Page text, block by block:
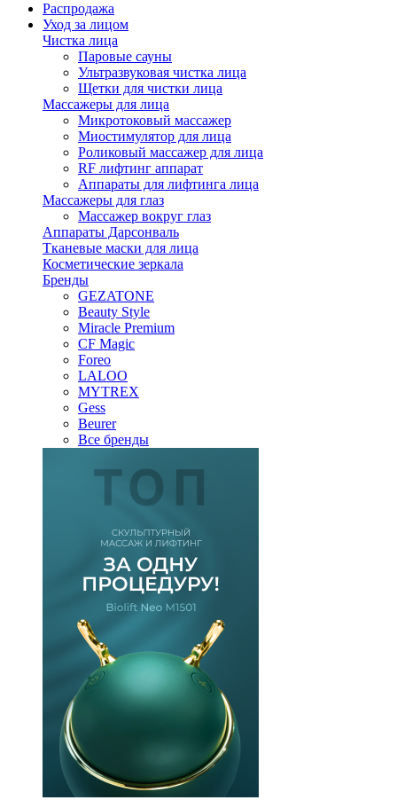
Распродажа
Уход за лицом
Чистка лица
Паровые сауны
Ультразвуковая чистка лица
Щетки для чистки лица
Массажеры для лица
Микротоковый массажер
Миостимулятор для лица
Роликовый массажер для лица
RF лифтинг аппарат
Аппараты для лифтинга лица
Массажеры для глаз
Массажер вокруг глаз
Аппараты Дарсонваль
Тканевые маски для лица
Косметические зеркала
Бренды
GEZATONE
Beauty Style
Miracle Premium
CF Magic
Foreo
LALOO
MYTREX
Gess
Beurer
Все бренды